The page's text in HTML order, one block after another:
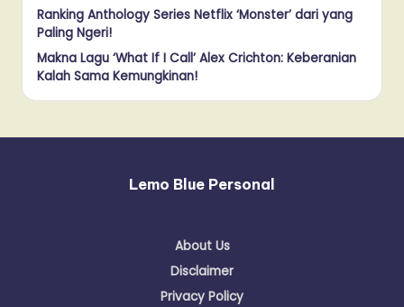
Ranking Anthology Series Netflix ‘Monster’ dari yang
Paling Ngeri!
Makna Lagu ‘What If I Call’ Alex Crichton: Keberanian
Kalah Sama Kemungkinan!
Lemo Blue Personal
About Us
Disclaimer
Privacy Policy